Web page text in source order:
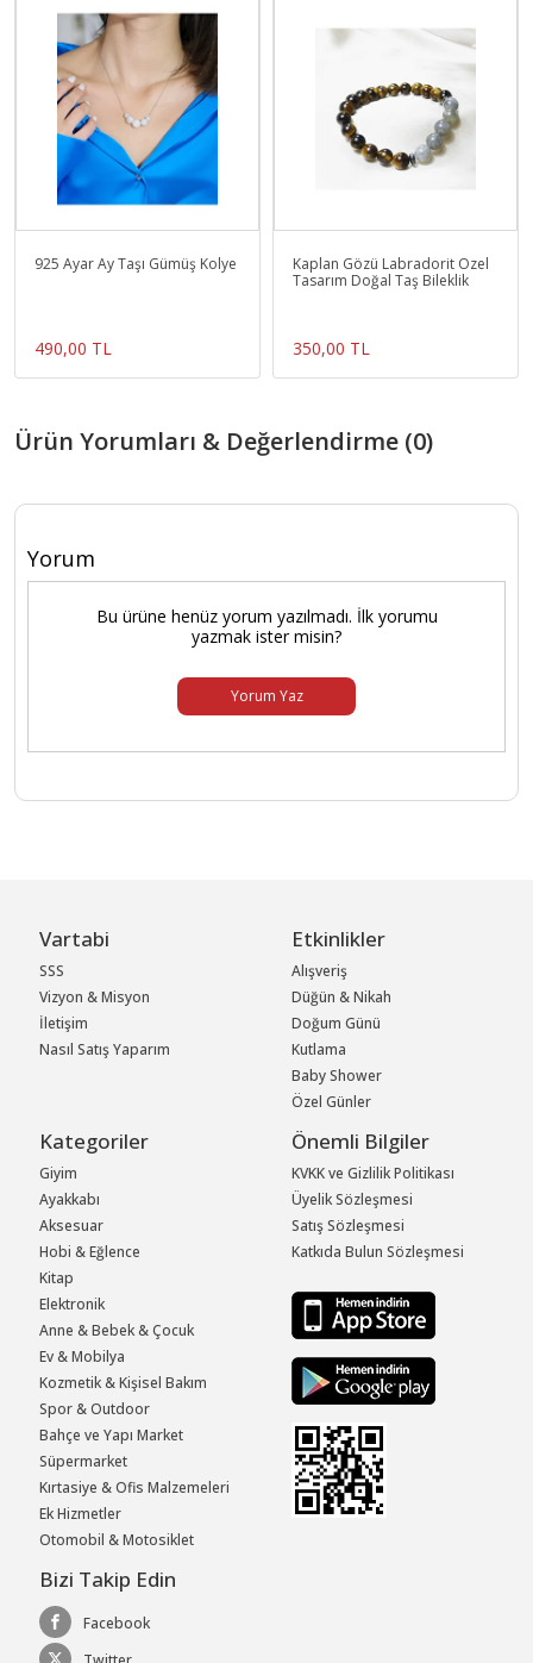
925 Ayar Ay Taşı Gümüş Kolye
490,00 TL
Kaplan Gözü Labradorit Özel
Tasarım Doğal Taş Bileklik
350,00 TL
Ürün Yorumları & Değerlendirme (0)
Yorum
Bu ürüne henüz yorum yazılmadı. İlk yorumu
yazmak ister misin?
Yorum Yaz
Vartabi
SSS
Vizyon & Misyon
İletişim
Nasıl Satış Yaparım
Etkinlikler
Alışveriş
Düğün & Nikah
Doğum Günü
Kutlama
Baby Shower
Özel Günler
Kategoriler
Giyim
Ayakkabı
Aksesuar
Hobi & Eğlence
Kitap
Elektronik
Anne & Bebek & Çocuk
Ev & Mobilya
Kozmetik & Kişisel Bakım
Spor & Outdoor
Bahçe ve Yapı Market
Süpermarket
Kırtasiye & Ofis Malzemeleri
Ek Hizmetler
Otomobil & Motosiklet
Önemli Bilgiler
KVKK ve Gizlilik Politikası
Üyelik Sözleşmesi
Satış Sözleşmesi
Katkıda Bulun Sözleşmesi
Bizi Takip Edin
Facebook